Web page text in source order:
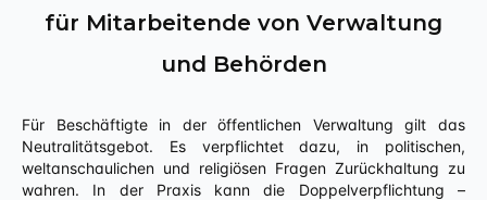
für Mitarbeitende von Verwaltung
und Behörden
Für Beschäftigte in der öffentlichen Verwaltung gilt das
Neutralitätsgebot. Es verpflichtet dazu, in politischen,
weltanschaulichen und religiösen Fragen Zurückhaltung zu
wahren. In der Praxis kann die Doppelverpflichtung –